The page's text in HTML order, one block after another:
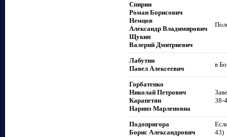
Спирин
Роман Борисович
Немцов
Александр Владимирович
Щукин
Валерий Дмитриевич
Лабутин
Павел Алексеевич
в
Горбатенко
Николай Петрович
Карапетян
Наринэ Марленовна
38-
Подопригора
Борис Александрович
43)